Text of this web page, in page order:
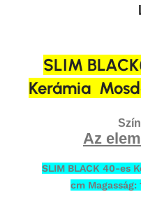
SLIM
Kerámia
Az
SLIM BLACK 40-es
cm Magasság: